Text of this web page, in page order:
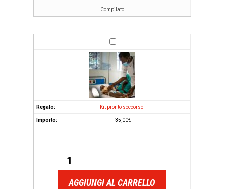
Compilato
Kit pronto soccorso
35,00€
AGGIUNGI AL CARRELLO